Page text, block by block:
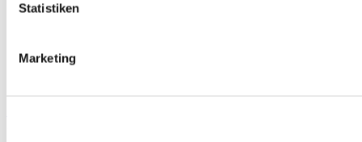
Statistiken
Marketing